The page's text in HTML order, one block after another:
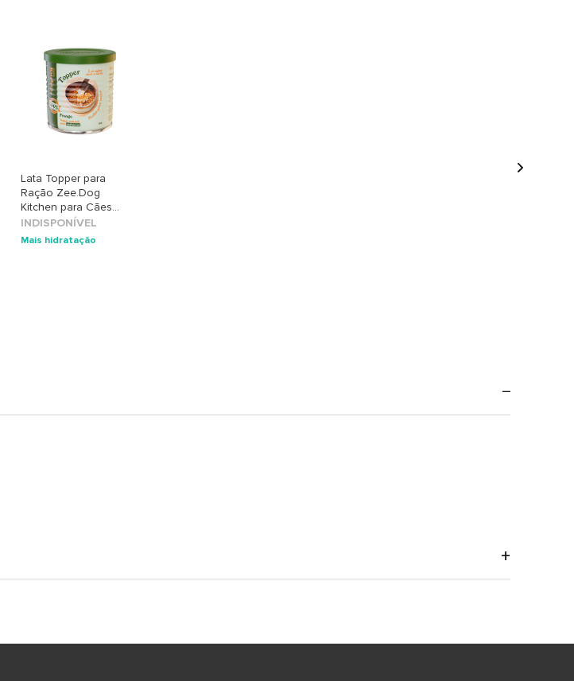
Lata Topper para
Ração Zee.Dog
Kitchen para Cães
sabor Frango
INDISPONÍVEL
Mais hidratação